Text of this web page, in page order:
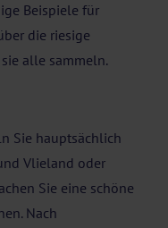
Beispiele für
die riesige
alle sammeln.
Sie hauptsächlich
Vlieland oder
Sie eine schöne
Nach